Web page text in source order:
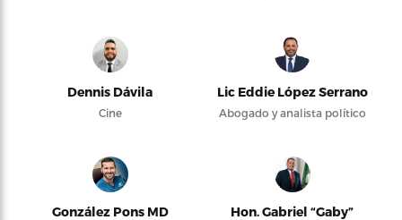
Dennis Dávila
Cine
Lic Eddie López Serrano
Abogado y analista político
González Pons MD
Hon. Gabriel “Gaby”